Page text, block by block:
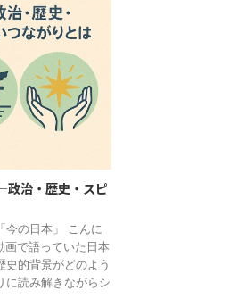
政治・歴史・スピ
今の日本」 こんに
画で語っていた日本
史的背景がどのよう
に読み解きながらシ